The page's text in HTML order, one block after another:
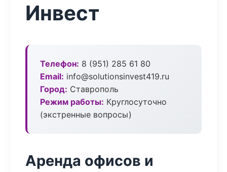
Инвест
Телефон: 8 (951) 285 61 80
Email: info@solutionsinvest419.ru
Город: Ставрополь
Режим работы: Круглосуточно
(экстренные вопросы)
Аренда офисов и